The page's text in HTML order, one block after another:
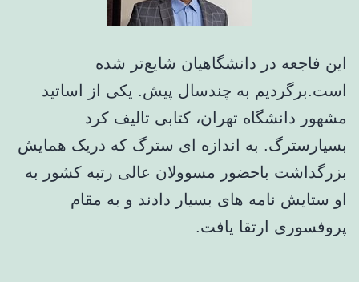
این فاجعه در دانشگاهیان شایع‌تر شده
است.برگردیم به چندسال پیش. یکی از اساتید
مشهور دانشگاه تهران، کتابی تالیف کرد
بسیارسترگ. به اندازه ای سترگ که دریک همایش
بزرگداشت باحضور مسوولان عالی رتبه کشور به
او ستایش نامه های بسیار دادند و به مقام
پروفسوری ارتقا یافت.